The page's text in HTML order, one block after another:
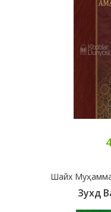
Шайх
Зухд